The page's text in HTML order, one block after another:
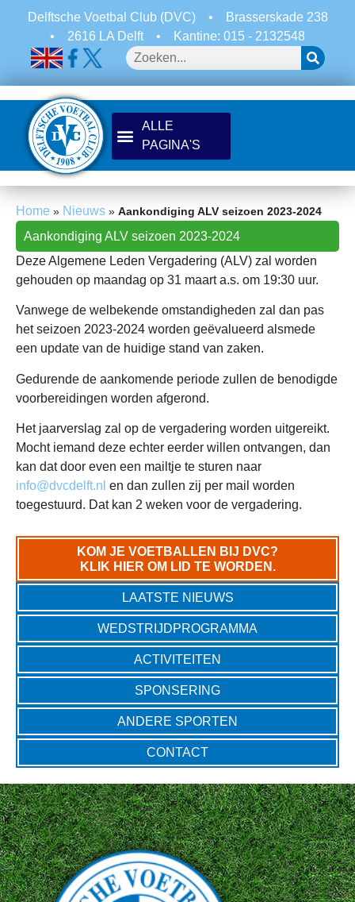
Delftsche Voetbal Club (DVC) •
Brasserskade 238
•
2616 LA Delft • Kantine: 015 - 2132548
Home » Nieuws » Aankondiging ALV seizoen 2023-2024
Aankondiging ALV seizoen 2023-2024
Deze Algemene Leden Vergadering (ALV) zal worden
gehouden op maandag op 31 maart a.s. om 19:30 uur.
Vanwege de welbekende omstandigheden zal dan pas
het seizoen 2023-2024 worden geëvalueerd alsmede
een update van de huidige stand van zaken.
Gedurende de aankomende periode zullen de benodigde
voorbereidingen worden afgerond.
Het jaarverslag zal op de vergadering worden uitgereikt.
Mocht iemand deze echter eerder willen ontvangen, dan
kan dat door even een mailtje te sturen naar
info@dvcdelft.nl en dan zullen zij per mail worden
toegestuurd. Dat kan 2 weken voor de vergadering.
KOM JE VOETBALLEN BIJ DVC?
KLIK HIER OM LID TE WORDEN.
LAATSTE NIEUWS
WEDSTRIJDPROGRAMMA
ACTIVITEITEN
SPONSERING
ANDERE SPORTEN
CONTACT